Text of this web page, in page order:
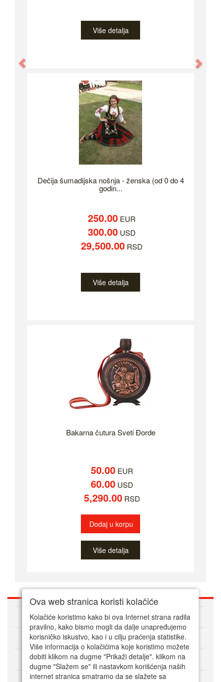
Više detalja
Dečija šumadijska nošnja - ženska (od 0 do 4
godin...
250.00 EUR
300.00 USD
29,500.00 RSD
Više detalja
Bakarna čutura Sveti Đorde
50.00EUR
60.00USD
5,290.00RSD
Dodaj u korpu
Više detalja
O nama
Kako kupovati online
Korisnički servis
Ova web stranica koristi kolačiće
Kolačiće koristimo kako bi ova Internet strana radila
pravilno, kako bismo mogli da dalje unapređujemo
korisničko iskustvo, kao i u cilju praćenja statistike.
Više informacija o kolačićima koje koristimo možete
dobiti klikom na dugme "Prikaži detalje". klikom na
dugme "Slažem se" ili nastavkom korišćenja naših
internet stranica smatramo da se slažete sa